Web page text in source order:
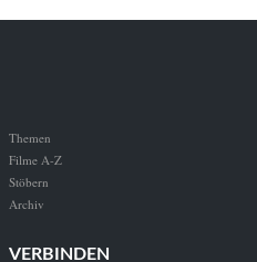
Themen
Filme A-Z
Stöbern
Archiv
VERBINDEN